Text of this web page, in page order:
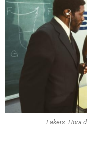
Lakers: Hora